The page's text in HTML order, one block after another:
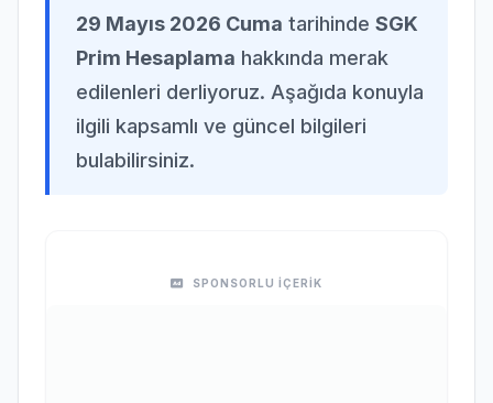
29 Mayıs 2026 Cuma tarihinde SGK
Prim Hesaplama hakkında merak
edilenleri derliyoruz. Aşağıda konuyla
ilgili kapsamlı ve güncel bilgileri
bulabilirsiniz.
SPONSORLU İÇERİK